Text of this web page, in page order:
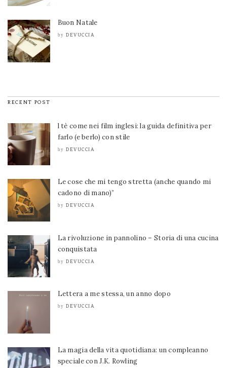
Buon Natale
by DEVUCCIA
RECENT POST
l tè come nei film inglesi: la guida definitiva per
farlo (e berlo) con stile
by DEVUCCIA
Le cose che mi tengo stretta (anche quando mi
cadono di mano)”
by DEVUCCIA
La rivoluzione in pannolino – Storia di una cucina
conquistata
by DEVUCCIA
Lettera a me stessa, un anno dopo
by DEVUCCIA
La magia della vita quotidiana: un compleanno
speciale con J.K. Rowling